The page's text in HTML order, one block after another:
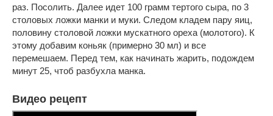
раз. Посолить. Далее идет 100 грамм тертого сыра, по 3
столовых ложки манки и муки. Следом кладем пару яиц,
половину столовой ложки мускатного ореха (молотого). К
этому добавим коньяк (примерно 30 мл) и все
перемешаем. Перед тем, как начинать жарить, подождем
минут 25, чтоб разбухла манка.
Видео рецепт